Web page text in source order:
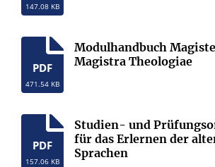
147.08 KB
PDF
471.54 KB
Modulhandbuch
Magistra Theologiae
PDF
157.06 KB
Studien- und
für das Erlernen der
Sprachen